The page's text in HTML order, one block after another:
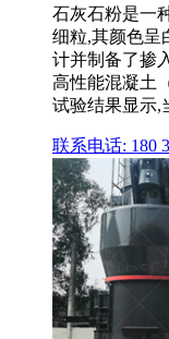
石灰石粉是一
细粒,其颜色呈
计并制备了掺
高性能混凝土
试验结果显示,
联系电话: 180